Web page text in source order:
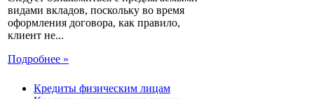
видами вкладов, поскольку во время
оформления договора, как правило,
клиент не...
Подробнее »
Кредиты физическим лицам